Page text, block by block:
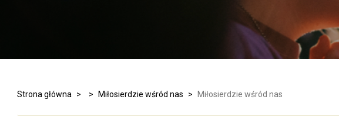
Strona główna > > Miłosierdzie wśród nas > Miłosierdzie wśród nas